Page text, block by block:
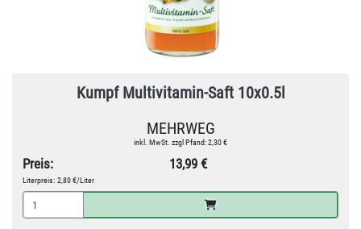
Kumpf Multivitamin-Saft 10x0.5l
MEHRWEG
inkl. MwSt. zzgl Pfand: 2,30 €
Preis: 13,99 €
Literpreis: 2,80 €/Liter